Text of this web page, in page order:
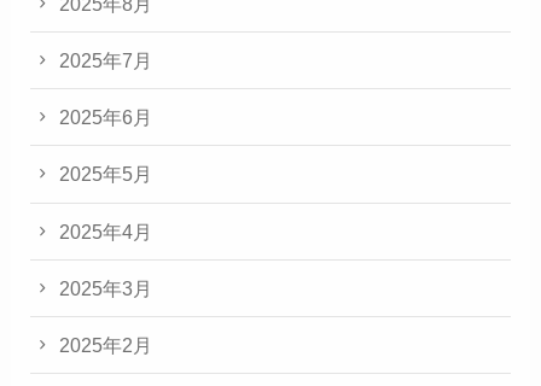
2025年7月
2025年6月
2025年5月
2025年4月
2025年3月
2025年2月